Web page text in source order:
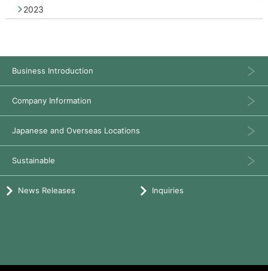
2023
Business Introduction
Company Information
Japanese and Overseas Locations
Sustainable
News Releases Inquiries